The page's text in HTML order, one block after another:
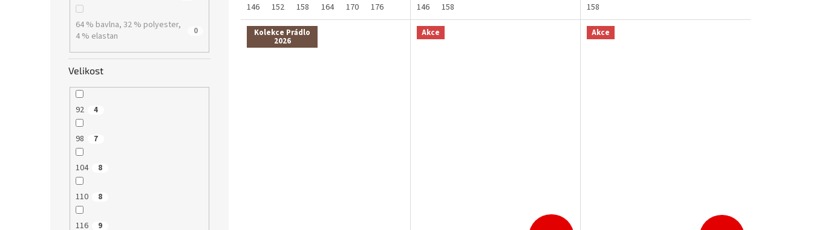
64 % bavlna, 32 % polyester,
4 % elastan
0
Velikost
92 4
98 7
104 8
110 8
116 9
146
152 158 164 170 176
146
158
158
Kolekce Prádlo
2026
Akce Akce